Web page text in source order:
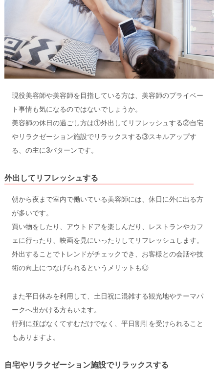
現役美容師や美容師を目指している方は、美容師のプライベー
ト事情も気になるのではないでしょうか。
美容師の休日の過ごし方は①外出してリフレッシュする②自宅
やリラクゼーション施設でリラックスする③スキルアップす
る、の主に3パターンです。
外出してリフレッシュする
朝から夜まで室内で働いている美容師には、休日に外に出る方
が多いです。
買い物をしたり、アウトドアを楽しんだり、レストランやカフ
ェに行ったり、映画を見にいったりしてリフレッシュします。
外出することでトレンドがチェックでき、お客様との会話や技
術の向上につなげられるというメリットも◎
また平日休みを利用して、土日祝に混雑する観光地やテーマパ
ークへ出かける方もいます。
行列に並ばなくてすむだけでなく、平日割引を受けられること
もありますよ。
自宅やリラクゼーション施設でリラックスする